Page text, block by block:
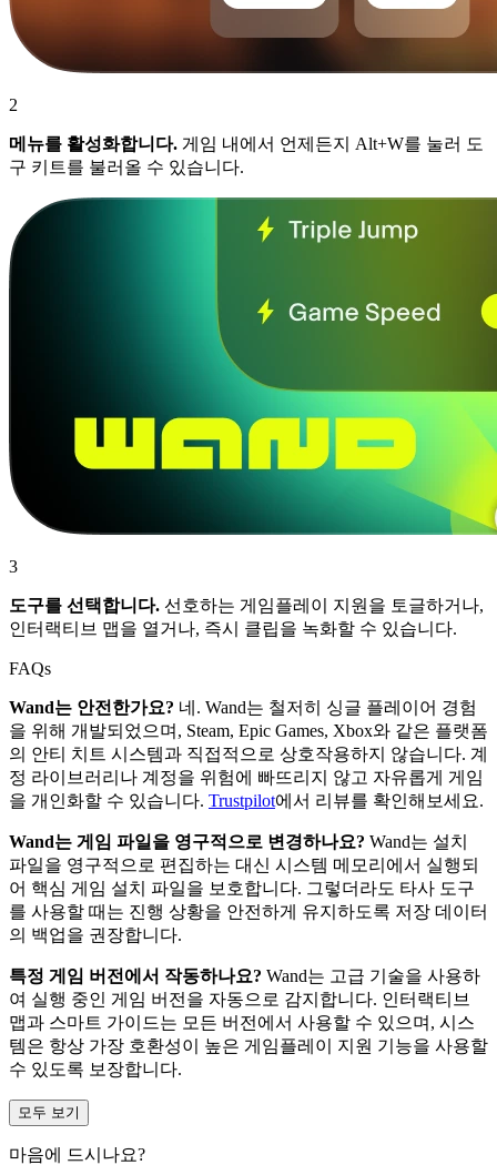
2
메뉴를 활성화합니다. 게임 내에서 언제든지 Alt+W를 눌러 도
구 키트를 불러올 수 있습니다.
3
도구를 선택합니다. 선호하는 게임플레이 지원을 토글하거나,
인터랙티브 맵을 열거나, 즉시 클립을 녹화할 수 있습니다.
FAQs
Wand는 안전한가요? 네. Wand는 철저히 싱글 플레이어 경험
을 위해 개발되었으며, Steam, Epic Games, Xbox와 같은 플랫폼
의 안티 치트 시스템과 직접적으로 상호작용하지 않습니다. 계
정 라이브러리나 계정을 위험에 빠뜨리지 않고 자유롭게 게임
을 개인화할 수 있습니다. Trustpilot에서 리뷰를 확인해보세요.
Wand는 게임 파일을 영구적으로 변경하나요? Wand는 설치
파일을 영구적으로 편집하는 대신 시스템 메모리에서 실행되
어 핵심 게임 설치 파일을 보호합니다. 그렇더라도 타사 도구
를 사용할 때는 진행 상황을 안전하게 유지하도록 저장 데이터
의 백업을 권장합니다.
특정 게임 버전에서 작동하나요? Wand는 고급 기술을 사용하
여 실행 중인 게임 버전을 자동으로 감지합니다. 인터랙티브
맵과 스마트 가이드는 모든 버전에서 사용할 수 있으며, 시스
템은 항상 가장 호환성이 높은 게임플레이 지원 기능을 사용할
수 있도록 보장합니다.
모두 보기
마음에 드시나요?